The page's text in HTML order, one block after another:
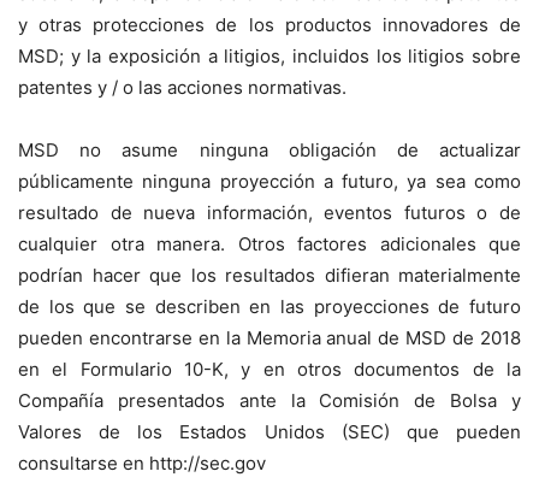
y otras protecciones de los productos innovadores de
MSD; y la exposición a litigios, incluidos los litigios sobre
patentes y / o las acciones normativas.
MSD no asume ninguna obligación de actualizar
públicamente ninguna proyección a futuro, ya sea como
resultado de nueva información, eventos futuros o de
cualquier otra manera. Otros factores adicionales que
podrían hacer que los resultados difieran materialmente
de los que se describen en las proyecciones de futuro
pueden encontrarse en la Memoria anual de MSD de 2018
en el Formulario 10-K, y en otros documentos de la
Compañía presentados ante la Comisión de Bolsa y
Valores de los Estados Unidos (SEC) que pueden
consultarse en http://sec.gov